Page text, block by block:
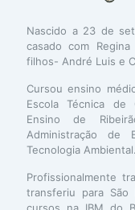
Nascido a 23 de
casado com
filhos- André Luis e
Cursou ensino
Escola Técnica de
Ensino de
Administração de
Tecnologia Ambiental.
Profissionalmente
transferiu para São